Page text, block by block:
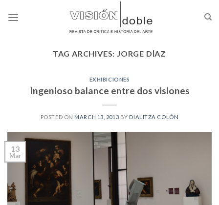
TAG ARCHIVES: JORGE DÍAZ
EXHIBICIONES
Ingenioso balance entre dos visiones
POSTED ON MARCH 13, 2013 BY DIALITZA COLÓN
13
Mar